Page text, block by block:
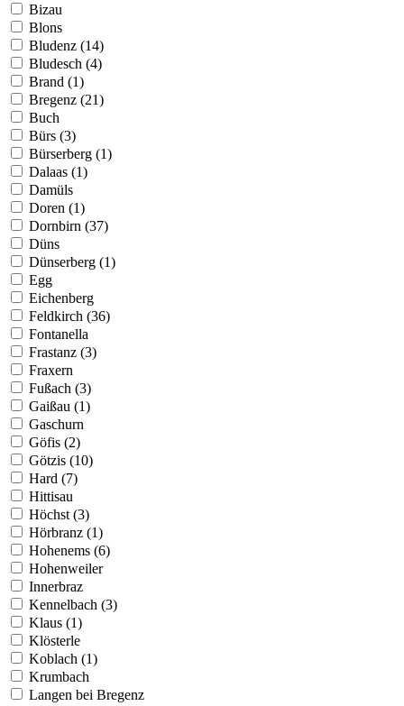
Bizau
Blons
Bludenz (14)
Bludesch (4)
Brand (1)
Bregenz (21)
Buch
Bürs (3)
Bürserberg (1)
Dalaas (1)
Damüls
Doren (1)
Dornbirn (37)
Düns
Dünserberg (1)
Egg
Eichenberg
Feldkirch (36)
Fontanella
Frastanz (3)
Fraxern
Fußach (3)
Gaißau (1)
Gaschurn
Göfis (2)
Götzis (10)
Hard (7)
Hittisau
Höchst (3)
Hörbranz (1)
Hohenems (6)
Hohenweiler
Innerbraz
Kennelbach (3)
Klaus (1)
Klösterle
Koblach (1)
Krumbach
Langen bei Bregenz